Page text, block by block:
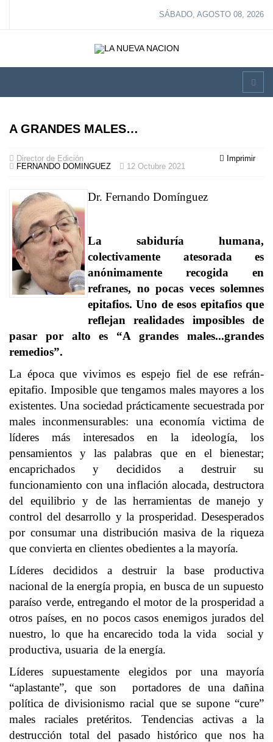
SÁBADO, AGOSTO 08, 2026
A GRANDES MALES…
Imprimir
Director de Edición
FERNANDO DOMINGUEZ
12 Octubre 2021
Dr. Fernando Domínguez
La sabiduría humana,
colectivamente atesorada es
anónimamente recogida en
refranes, no pocas veces solemnes
epitafios. Uno de esos epitafios que
reflejan realidades imposibles de
pasar por alto es “A grandes males...grandes
remedios”.
La época que vivimos es espejo fiel de ese refrán-
epitafio. Imposible que tengamos males mayores a los
existentes. Una sociedad prácticamente secuestrada por
males inconmensurables: una economía victima de
líderes más interesados en la ideología, los
pensamientos y las palabras que en el bienestar;
encaprichados y decididos a destruir su
funcionamiento con una inflación alocada, destructora
del equilibrio y de las herramientas de manejo y
control del desarrollo y la prosperidad. Desesperados
por consumar una distribución masiva de la riqueza
que convierta en clientes obedientes a la mayoría.
Líderes decididos a destruir la base productiva
nacional de la energía propia, en busca de un supuesto
paraíso verde, entregando el motor de la prosperidad a
otros países, en no pocos casos enemigos jurados del
nuestro, lo que ha encarecido toda la vida social y
productiva, usuaria de la energía.
Líderes supuestamente elegidos por una mayoría
“aplastante”, que son portadores de una dañina
política de divisionismo racial que se supone “cure”
males raciales pretéritos. Tendencias activas a la
destrucción total del pasado histórico que nos ha